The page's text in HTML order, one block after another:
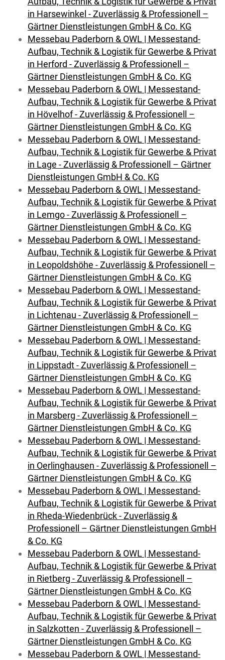
in Harsewinkel - Zuverlässig & Professionell –
Gärtner Dienstleistungen GmbH & Co. KG
Messebau Paderborn & OWL | Messestand-
Aufbau, Technik & Logistik für Gewerbe & Privat
in Herford - Zuverlässig & Professionell –
Gärtner Dienstleistungen GmbH & Co. KG
Messebau Paderborn & OWL | Messestand-
Aufbau, Technik & Logistik für Gewerbe & Privat
in Hövelhof - Zuverlässig & Professionell –
Gärtner Dienstleistungen GmbH & Co. KG
Messebau Paderborn & OWL | Messestand-
Aufbau, Technik & Logistik für Gewerbe & Privat
in Lage - Zuverlässig & Professionell – Gärtner
Dienstleistungen GmbH & Co. KG
Messebau Paderborn & OWL | Messestand-
Aufbau, Technik & Logistik für Gewerbe & Privat
in Lemgo - Zuverlässig & Professionell –
Gärtner Dienstleistungen GmbH & Co. KG
Messebau Paderborn & OWL | Messestand-
Aufbau, Technik & Logistik für Gewerbe & Privat
in Leopoldshöhe - Zuverlässig & Professionell –
Gärtner Dienstleistungen GmbH & Co. KG
Messebau Paderborn & OWL | Messestand-
Aufbau, Technik & Logistik für Gewerbe & Privat
in Lichtenau - Zuverlässig & Professionell –
Gärtner Dienstleistungen GmbH & Co. KG
Messebau Paderborn & OWL | Messestand-
Aufbau, Technik & Logistik für Gewerbe & Privat
in Lippstadt - Zuverlässig & Professionell –
Gärtner Dienstleistungen GmbH & Co. KG
Messebau Paderborn & OWL | Messestand-
Aufbau, Technik & Logistik für Gewerbe & Privat
in Marsberg - Zuverlässig & Professionell –
Gärtner Dienstleistungen GmbH & Co. KG
Messebau Paderborn & OWL | Messestand-
Aufbau, Technik & Logistik für Gewerbe & Privat
in Oerlinghausen - Zuverlässig & Professionell –
Gärtner Dienstleistungen GmbH & Co. KG
Messebau Paderborn & OWL | Messestand-
Aufbau, Technik & Logistik für Gewerbe & Privat
in Rheda-Wiedenbrück - Zuverlässig &
Professionell – Gärtner Dienstleistungen GmbH
& Co. KG
Messebau Paderborn & OWL | Messestand-
Aufbau, Technik & Logistik für Gewerbe & Privat
in Rietberg - Zuverlässig & Professionell –
Gärtner Dienstleistungen GmbH & Co. KG
Messebau Paderborn & OWL | Messestand-
Aufbau, Technik & Logistik für Gewerbe & Privat
in Salzkotten - Zuverlässig & Professionell –
Gärtner Dienstleistungen GmbH & Co. KG
Messebau Paderborn & OWL | Messestand-